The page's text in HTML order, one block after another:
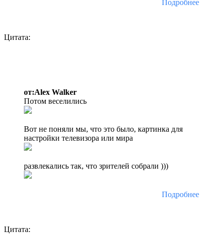
Подробнее
Цитата:
от:Alex Walker
Потом веселились
Вот не поняли мы, что это было, картинка для
настройки телевизора или мира
развлекались так, что зрителей собрали )))
Подробнее
Цитата: